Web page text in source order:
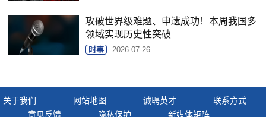
攻破世界级难题、申遗成功！本周我国多
领域实现历史性突破
时事 2026-07-26
关于我们 网站地图 诚聘英才
联系方式
意见反馈
隐私保护 新媒体矩阵